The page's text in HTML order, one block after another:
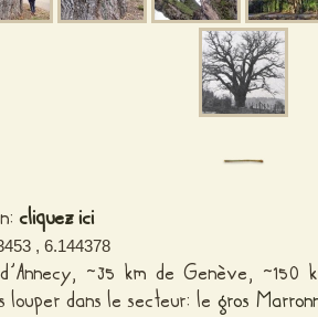
cliquez ici
, 6.144378
~35 km de Genève,
louper dans le secteur: legros